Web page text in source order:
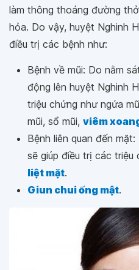
làm thông thoáng đường
hỏa. Do vậy, huyệt Nghinh
điều trị các bệnh như:
Bệnh về mũi: Do nằm
động lên huyệt Nghinh
triệu chứng như ngứa
mũi, sổ mũi, viêm
Bệnh liên quan đến
sẽ giúp điều trị các triệu
liệt mặt.
Giun chui ống mật.